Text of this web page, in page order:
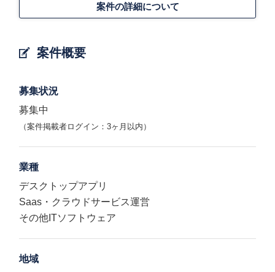
案件概要
案件の詳細について
募集状況
募集中
（案件掲載者ログイン：3ヶ月以内）
業種
デスクトップアプリ
Saas・クラウドサービス運営
その他ITソフトウェア
地域